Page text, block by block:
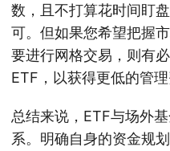
数，且不打算花时间盯
可。但如果您希望把握
要进行网格交易，则有
ETF，以获得更低的管
总结来说，ETF与场外
系。明确自身的资金规